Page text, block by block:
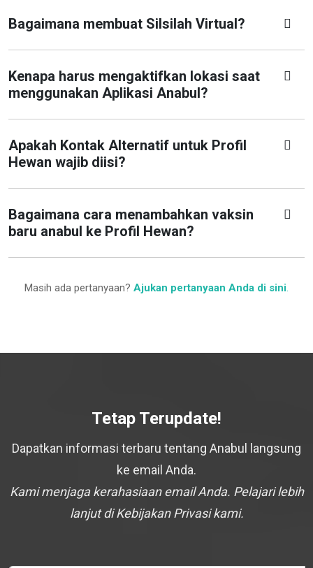
Bagaimana membuat Silsilah Virtual?
Kenapa harus mengaktifkan lokasi saat
menggunakan Aplikasi Anabul?
Apakah Kontak Alternatif untuk Profil
Hewan wajib diisi?
Bagaimana cara menambahkan vaksin
baru anabul ke Profil Hewan?
Masih ada pertanyaan? Ajukan pertanyaan Anda di sini.
Tetap Terupdate!
Dapatkan informasi terbaru tentang Anabul langsung
ke email Anda.
Kami menjaga kerahasiaan email Anda. Pelajari lebih
lanjut di Kebijakan Privasi kami.